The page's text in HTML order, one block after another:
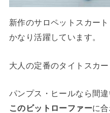
新作のサロペットスカー
かなり活躍しています。
大人の定番のタイトスカ
パンプス・ヒールなら間
このビットローファーに合